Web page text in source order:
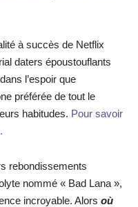
à succès de Netflix
daters époustouflants
l’espoir que
préférée de tout le
habitudes. Pour savoir
rebondissements
nommé « Bad Lana »,
incroyable. Alors où